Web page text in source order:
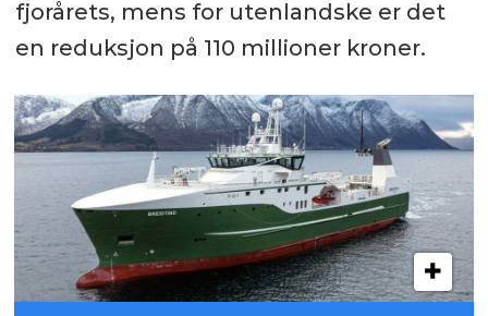
fjorårets, mens for utenlandske er det
en reduksjon på 110 millioner kroner.